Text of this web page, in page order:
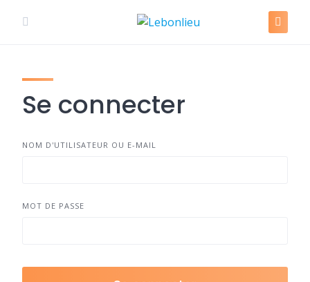
Se connecter
NOM D'UTILISATEUR OU E-MAIL
MOT DE PASSE